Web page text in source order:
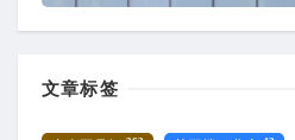
文章标签